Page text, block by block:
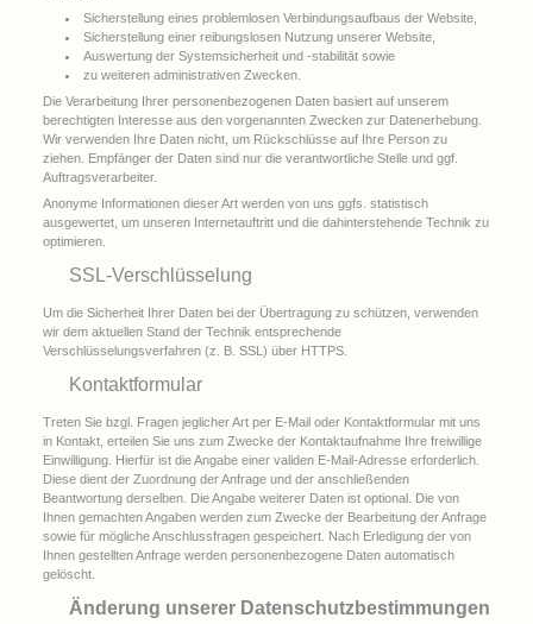
Sicherstellung eines problemlosen Verbindungsaufbaus der Website,
Sicherstellung einer reibungslosen Nutzung unserer Website,
Auswertung der Systemsicherheit und -stabilität sowie
zu weiteren administrativen Zwecken.
Die Verarbeitung Ihrer personenbezogenen Daten basiert auf unserem
berechtigten Interesse aus den vorgenannten Zwecken zur Datenerhebung.
Wir verwenden Ihre Daten nicht, um Rückschlüsse auf Ihre Person zu
ziehen. Empfänger der Daten sind nur die verantwortliche Stelle und ggf.
Auftragsverarbeiter.
Anonyme Informationen dieser Art werden von uns ggfs. statistisch
ausgewertet, um unseren Internetauftritt und die dahinterstehende Technik zu
optimieren.
SSL-Verschlüsselung
Um die Sicherheit Ihrer Daten bei der Übertragung zu schützen, verwenden
wir dem aktuellen Stand der Technik entsprechende
Verschlüsselungsverfahren (z. B. SSL) über HTTPS.
Kontaktformular
Treten Sie bzgl. Fragen jeglicher Art per E-Mail oder Kontaktformular mit uns
in Kontakt, erteilen Sie uns zum Zwecke der Kontaktaufnahme Ihre freiwillige
Einwilligung. Hierfür ist die Angabe einer validen E-Mail-Adresse erforderlich.
Diese dient der Zuordnung der Anfrage und der anschließenden
Beantwortung derselben. Die Angabe weiterer Daten ist optional. Die von
Ihnen gemachten Angaben werden zum Zwecke der Bearbeitung der Anfrage
sowie für mögliche Anschlussfragen gespeichert. Nach Erledigung der von
Ihnen gestellten Anfrage werden personenbezogene Daten automatisch
gelöscht.
Änderung unserer Datenschutzbestimmungen